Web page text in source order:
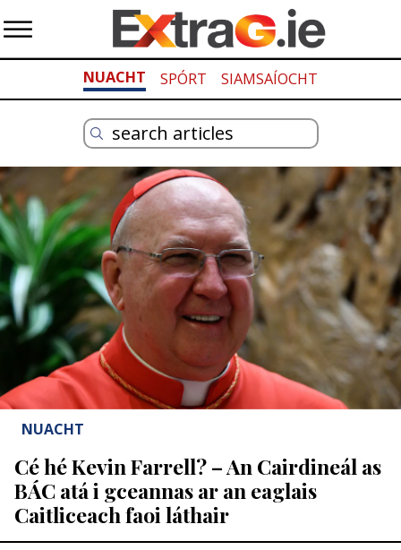
NUACHT SPÓRT SIAMSAÍOCHT
NUACHT
Cé hé Kevin Farrell? – An Cairdineál as
BÁC atá i gceannas ar an eaglais
Caitliceach faoi láthair